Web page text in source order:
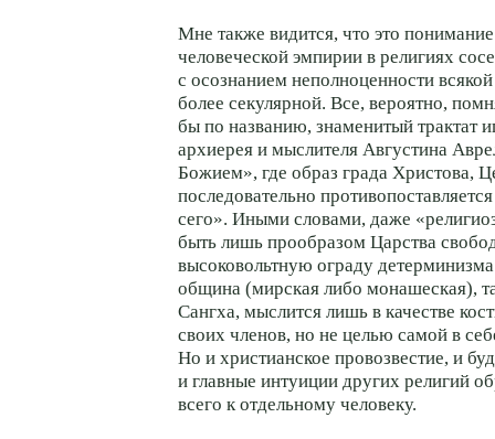
Мне также видится, что это
человеческой эмпирии в религиях
с осознанием неполноценности
более секулярной. Все, вероятно,
бы по названию, знаменитый трактат
архиерея и мыслителя Августина
Божием», где образ града Христова,
последовательно
сего». Иными словами, даже
быть лишь прообразом Царства
высоковольтную ограду
община (мирская либо монашеская),
Сангха, мыслится лишь в качестве
своих членов, но не целью самой в
Но и христианское провозвестие, и
и главные интуиции других религий
всего к отдельному человеку.